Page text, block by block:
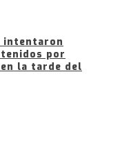
intentaron
por
la tarde del